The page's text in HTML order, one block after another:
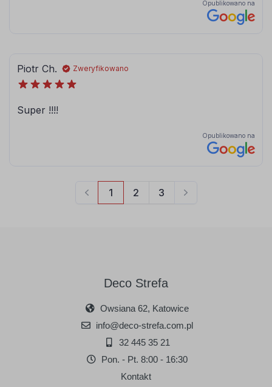
Deco Strefa
Owsiana 62, Katowice
info@deco-strefa.com.pl
32 445 35 21
Pon. - Pt. 8:00 - 16:30
Kontakt